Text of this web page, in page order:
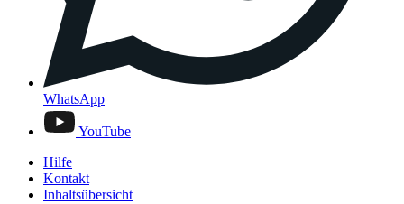
WhatsApp
YouTube
Hilfe
Kontakt
Inhaltsübersicht